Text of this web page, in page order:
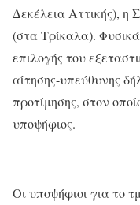
Δεκέλεια Αττικής),
(στα Τρίκαλα).
επιλογής του
αίτησης-υπεύθυνης
προτίμησης, στον
υποψήφιος.
Οι υποψήφιοι για το